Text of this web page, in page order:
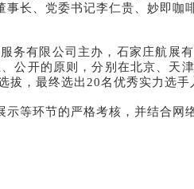
长、党委书记李仁贵、妙即
有限公司主办，石家庄航展
公开的原则，分别在北京、天
，最终选出20名优秀实力选手
等环节的严格考核，并结合